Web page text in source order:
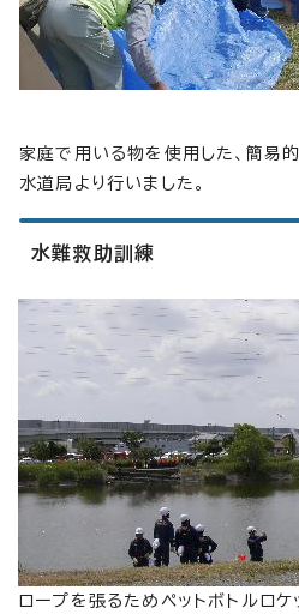
家庭で用いる物を使用した、簡易
水道局より行いました。
水難救助訓練
ロープを張るためペットボトルロ